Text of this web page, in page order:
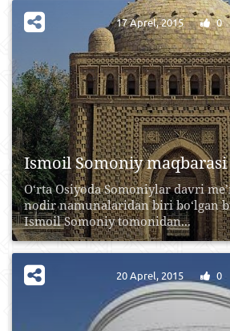
Ismoil Somoniy maqbarasi
O‘rta Osiyoda Somoniylar davri
nodir namunalaridan biri bo‘lgan
Ismoil Somoniy tomonidan...
17 Aprel, 2015 0
20 Aprel, 2015 0